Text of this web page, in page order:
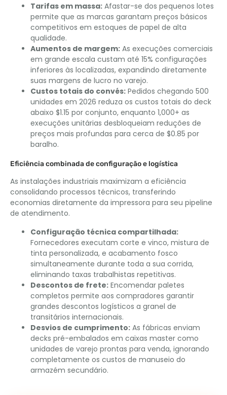
Tarifas em massa: Afastar-se dos pequenos lotes
permite que as marcas garantam preços básicos
competitivos em estoques de papel de alta
qualidade.
Aumentos de margem: As execuções comerciais
em grande escala custam até 15% configurações
inferiores às localizadas, expandindo diretamente
suas margens de lucro no varejo.
Custos totais do convés: Pedidos chegando 500
unidades em 2026 reduza os custos totais do deck
abaixo $1.15 por conjunto, enquanto 1,000+ as
execuções unitárias desbloqueiam reduções de
preços mais profundas para cerca de $0.85 por
baralho.
Eficiência combinada de configuração e logística
As instalações industriais maximizam a eficiência
consolidando processos técnicos, transferindo
economias diretamente da impressora para seu pipeline
de atendimento.
Configuração técnica compartilhada:
Fornecedores executam corte e vinco, mistura de
tinta personalizada, e acabamento fosco
simultaneamente durante toda a sua corrida,
eliminando taxas trabalhistas repetitivas.
Descontos de frete: Encomendar paletes
completos permite aos compradores garantir
grandes descontos logísticos a granel de
transitários internacionais.
Desvios de cumprimento: As fábricas enviam
decks pré-embalados em caixas master como
unidades de varejo prontas para venda, ignorando
completamente os custos de manuseio do
armazém secundário.